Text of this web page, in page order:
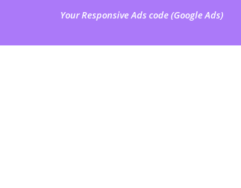
Your Responsive Ads code (Google Ads)